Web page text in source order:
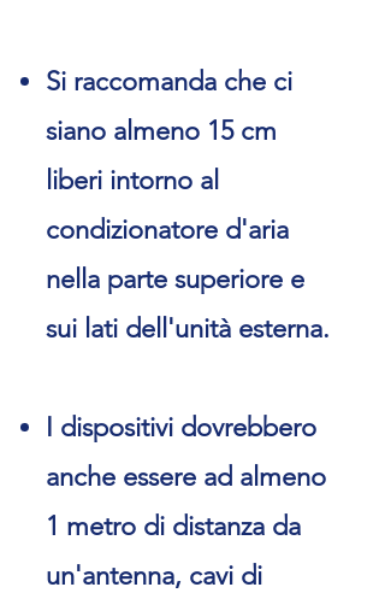
Si raccomanda che ci
siano almeno 15 cm
liberi intorno al
condizionatore d'aria
nella parte superiore e
sui lati dell'unità esterna.
I dispositivi dovrebbero
anche essere ad almeno
1 metro di distanza da
un'antenna, cavi di